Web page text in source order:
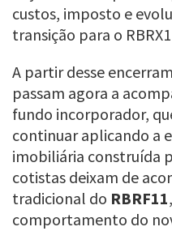
custos, imposto e
transição para o
A partir desse
passam agora a
fundo incorporador,
continuar aplicando a
imobiliária construída
cotistas deixam de
tradicional do RBRF11
comportamento do